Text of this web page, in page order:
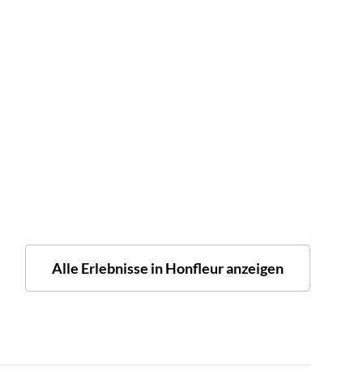
Alle Erlebnisse in Honfleur anzeigen